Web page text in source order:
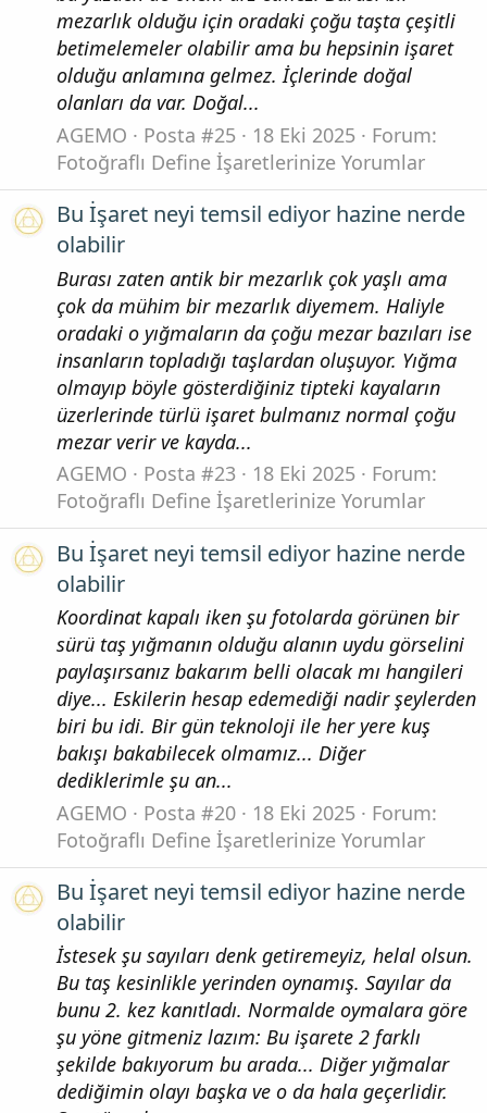
mezarlık olduğu için oradaki çoğu taşta çeşitli
betimelemeler olabilir ama bu hepsinin işaret
olduğu anlamına gelmez. İçlerinde doğal
olanları da var. Doğal...
AGEMO
Posta #25 18 Eki 2025
Forum:
Fotoğraflı Define İşaretlerinize Yorumlar
Bu İşaret neyi temsil ediyor hazine nerde
olabilir
Burası zaten antik bir mezarlık çok yaşlı ama
çok da mühim bir mezarlık diyemem. Haliyle
oradaki o yığmaların da çoğu mezar bazıları ise
insanların topladığı taşlardan oluşuyor. Yığma
olmayıp böyle gösterdiğiniz tipteki kayaların
üzerlerinde türlü işaret bulmanız normal çoğu
mezar verir ve kayda...
AGEMO
Posta #23 18 Eki 2025
Forum:
Fotoğraflı Define İşaretlerinize Yorumlar
Bu İşaret neyi temsil ediyor hazine nerde
olabilir
Koordinat kapalı iken şu fotolarda görünen bir
sürü taş yığmanın olduğu alanın uydu görselini
paylaşırsanız bakarım belli olacak mı hangileri
diye... Eskilerin hesap edemediği nadir şeylerden
biri bu idi. Bir gün teknoloji ile her yere kuş
bakışı bakabilecek olmamız... Diğer
dediklerimle şu an...
AGEMO
Posta #20 18 Eki 2025
Forum:
Fotoğraflı Define İşaretlerinize Yorumlar
Bu İşaret neyi temsil ediyor hazine nerde
olabilir
İstesek şu sayıları denk getiremeyiz, helal olsun.
Bu taş kesinlikle yerinden oynamış. Sayılar da
bunu 2. kez kanıtladı. Normalde oymalara göre
şu yöne gitmeniz lazım: Bu işarete 2 farklı
şekilde bakıyorum bu arada... Diğer yığmalar
dediğimin olayı başka ve o da hala geçerlidir.